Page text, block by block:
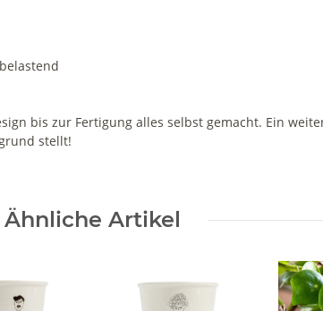
bis zur Fertigung alles selbst gemacht. Ein
stellt!
Ähnliche Artikel